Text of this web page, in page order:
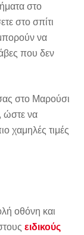
στο
στο σπίτι
να
που δεν
στο Μαρούσι
ώστε να
χαμηλές τιμές
οθόνη και
ειδικούς